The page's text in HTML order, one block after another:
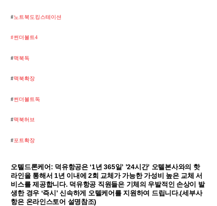
#노트북도킹스테이션
#썬더볼트4
#맥북독
#맥북확장
#썬더볼트독
#맥북허브
#포트확장
오텔드론케어: 덕유항공은 ‘1년 365일’ ’24시간’ 오텔본사와의 핫
라인을 통해서 1년 이내에 2회 교체가 가능한 가성비 높은 교체 서
비스를 제공합니다. 덕유항공 직원들은 기체의 우발적인 손상이 발
생한 경우 ‘즉시’ 신속하게 오텔케어를 지원하여 드립니다.(세부사
항은 온라인스토어 설명참조)